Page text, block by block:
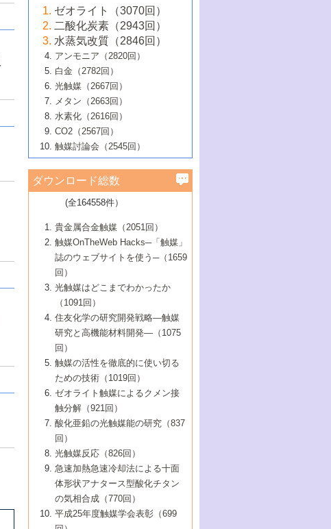
大学：オンライン・対面開催）
6号 メタン転換技術の最新動向
B号 第125回触媒討論会（2020年・工学
院大学）
5号 固体触媒による含窒素有機化合物変
換の最前線
6号 貴金属使用量低減に向けた自動車排
ガス浄化触媒の開発
B号 第123回触媒討論会（2019年・大阪
B号 第121回触媒討論会（2018年・東京
大学）
5号 水素のふるまいを解き明かす最先端
研究
6号 低級アルカンの有効利用のための触
媒技術
B号 第119回触媒討論会（2017年・首都
大学東京）
媒技術
3号 触媒研究の最先端～とびたて若き研究
者たち～（1）
4号 触媒研究の最先端～とびたて若き研究
者たち～（2）
5号 触媒研究の最先端～とびたて若き研究
者たち～（3）
6号 イオニクス材料と燃料電池・電解合成
の最新の研究動向
B号 第117回触媒討論会（2016年・大阪府
立大学）
2号 石油精製用触媒の最近の進展
3号 固体酸化物形燃料電池（SOFC）におけ
るアノード触媒上での燃料直接改質技術
4号 コアシェル構造の制御による触媒機能
5号 工業触媒およびその周辺技術の最近の
進歩
6号 ナノシート
B号 第115回触媒討論会（2015年・成蹊大
2号 光触媒反応機構に関する最新の研究動
向
開発動向
4号 人工光合成に向けた近年のアプローチ
5号 未利用熱エネルギーの有効活用に貢献
する触媒技術
6号 ポリオキソメタレート
B号 第113回触媒討論会（2014年・ロワジ
ールホテル豊橋）
1号 高耐久性燃料電池システム用触媒にお
ける新展開
2号 リビングラジカル重合の最近の動向
3号 天然ガスの化学工業的展開に関する触
媒技術
4号 貴金属触媒の精密構造制御とその活用
5号 バイオマス化成品製造のための固体触
6号 ナノ空間─吸着状態解析から新機能開拓
B号 第111回触媒討論会（2013年・関西大
▼54巻（2012年）
1号 規則性多孔体の利用技術における最近
の進歩
2号 第109回触媒討論会
3号 貴金属低減技術の最新動向
4号 貴金属代替技術の最新動向
5号 光触媒による物質変換反応の新展開
6号 グラフェン
7号 水素を利用する化成品合成の新潮流
▼53巻（2011年）
1号 金属学から見る合金触媒の新展開
2号 第107回触媒討論会
3号 触媒のその場観察法の進歩（１）
4号 触媒のその場観察法の進歩（２）
5号 不活性結合の触媒的活性化による有機
合成
6号 新しい固体酸触媒技術
7号 ゼオライト合成における最近の進歩
▼52巻（2010年）
1号 触媒の劣化対策と長寿命触媒開発
2号 第105回触媒討論会
3号 ナノ構造が拓く新機能
4号 活性サイトおよびその環境の精密な設
計による触媒の高機能化
5号 触媒を有効に使うための技術
7号 有機分子触媒による精密有機合成
8号 高機能化ポリオレフィンに向けた重合
触媒の最近の進展
1号 炭素材料－熱い注目を集める材料－
2号 第103回触媒討論会
3号 環境浄化用光触媒の現状と課題
4号 水素社会の実現に向けた水素製造・貯
蔵技術の進歩
5号 CO2が関わる触媒・材料
7号 持続可能社会実現のための触媒および
触媒関連技術
▼50巻（2008年）
1号 触媒化学と学会のこの10年，半世紀，
そして未来
2号 第101回触媒討論会
4号 錯体を利用したユニークな表面構造の
構築と機能
5号 若手会員による触媒研究の未来展望1：
企業編
6号 第102回触媒討論会
7号 触媒・化学反応における計算化学の進
8号 若手研究者による触媒研究の未来展望
2：大学・研究所編
▼49巻（2007年）
1号 含フッ素化合物の合成と触媒
2号 第99回触媒討論会
3号 実用的ファインケミカル合成プロセス
を実現する触媒
5号 こんな物質，あんな物質―新たな触媒
の可能性―
7号 『結晶の化学』を活かした触媒研究
8号 イオン液体の応用
▼48巻（2006年）
1号 固体酸触媒の最近の進歩
2号 第97回触媒討論会
3号 リビング重合触媒の最近の展開
5号 水素製造・貯蔵のための触媒技術の新
しい展開
6号 第98回触媒討論会
7号 基礎化学品製造の触媒技術
8号 多機能型リアクター
1号 最近の触媒担体とその効果
2号 第95回触媒討論会
4号 水分解用光触媒材料
5号 時間分解分光の進歩と応用
6号 第96回触媒討論会
8号 超臨界流体を用いた化学プロセスの新
▼46巻（2004年）
1号 部分酸化反応触媒の最前線
2号 第93回触媒討論会
3号 特殊エネルギー場の触媒反応
4号 生体内における金属の触媒作用
5号 ファインケミカルズの展開に寄与する
6号 第94回触媒討論会
7号 サブナノレベルでみた新しい表面現象
8号 オレフィン重合触媒の新たな展
▼45巻（2003年）
1号 なぜこの触媒が良いのか？
2号 第91回触媒討論会
3号 最近の自動車排ガス処理技術
4号 触媒研究の現状と将来─第90回触媒討論
5号 基礎化学品製造の触媒技術
6号 第92回触媒討論会
7号 基礎化学品製造の触媒技術
8号 資源の循環と触媒技術
▼44巻（2002年）
1号 高次制御された触媒の化学
2号 第89回触媒討論会
3号 触媒を利用した電気化学の新展開
4号 ナノ材料の調製と機能化
5号 こんな触媒が欲しい
6号 第90回触媒討論会
7号 触媒研究と学術雑誌/情報
8号 若い世代からみた触媒化学の現状と未
▼43巻（2001年）
1号 グリーンケミストリーと触媒
2号 第87回触媒討論会特集号
3号 生体触媒とバイオプロセス
4号 水素製造・利用の触媒化学
5号 触媒研究における新しい切り口：コン
ビナトリアルケミストリー
6号 第88回触媒討論会特集号
7号 企業における触媒研究のブレークスル
8号 この材料を触媒として使ってみません
▼42巻（2000年）
1号 触媒反応工学の明日を拓く
2号 第85回触媒討論会
3号 反応ダイナミクス
5号 触媒のおもしろさをどのように伝える
6号 第86回触媒討論会
7号 水素化精製触媒の新しい展開
8号 新しい反応性と機能性を目指した金属
クラスタ-化学
▼41巻（1999年）
1号 孔、穴、あな?-特異な空間とその利用-
2号 第83回触媒討論会
3号 均一系触媒反応最前線
4号 実用炭素材料の新展開
5号 研究の方法論を考える
7号 機能性金属材料と触媒
8号 触媒研究へのNMRの応用と展望
▼40巻（1998年）
進展と21世紀への提言/創立40周年記念・触
媒学会この10年の歩みとこれから/創立40周
2号 第81回触媒討論会
3号 計算機触媒化学へのさそい
4号 触媒劣化の制御と予測
5号 最新の実用プロセスと触媒
6号 第82回触媒討論会
7号 ナノ構造体の化学
8号 あの反応は今
1号 均一系と不均一系触媒反応-その特徴と
接点
2号 第79回触媒討論会
3号 最新NO除去触媒の実用化研究
4号 新しい反応場を目指した触媒調製
5号 反応・分離技術の新しい展開
6号 第80回触媒討論会
8号 AFMでみる世界
▼38巻（1996年）
1号 触媒の構造と触媒作用/C1化学を中心と
する21世紀への触媒
3号 オリンピックメダル:金・銀・銅はどん
な触媒作用を示すか
4号 触媒作用における機能の複合化
5号 未来を拓け！若手研究者
6号 第78回触媒討論会
7号 ダイナミックな領域への触媒研究の展
開/C1化学を中心とする21世紀への触媒
▼37巻（1995年）
1号 ファインケミカルズと固体触媒
2号 第75回触媒討論会
3号 希土類を利用した触媒
4号 触媒とリサイクル
5号 エネルギー変換触媒
6号 第76回触媒討論会
7号 表面吸着相の新しい展開
8号 マイクロポーラス・クリスタル触媒の
▼36巻（1994年）
1号 電気化学と触媒
2号 第73回触媒討論会
3号 C4化学の展開
4号 《通常号》
5号 《通常号》
6号 第74回触媒討論会
▼35巻（1993年）
1号 工業触媒開発マニュアル―探索から工
業化まで
2号 第71回触媒討論会
3号 研究開発のうらおもて―着想と展開
4号 触媒劣化と寿命の予測
5号 環境に優しい触媒
▼34巻（1992年）
1号 インパクトを与えたこの研究
2号 第69回触媒討論会
3号 ケミカルズ合成触媒―新しい展開と応
▼33巻（1991年）
1号 触媒プロセス開発マニュアル―探索か
ら工業化まで，知っておきたいこと PartII
2号 第67回触媒討論会
▼32巻（1990年）
1号 21世紀に向けて触媒研究の飛躍をめざ
す―触媒化学の裾野を広げよう
2号 第65回触媒討論会
▼31巻（1989年）
1号 情報科学と反応設計・材料設計
▼30巻（1988年）
ゼオライト（3070回）
二酸化炭素（2943回）
水蒸気改質（2846回）
アンモニア（2820回）
白金（2782回）
光触媒（2667回）
メタン（2663回）
水素化（2616回）
CO2（2567回）
触媒討論会（2545回）
ダウンロード総数
(全164558件）
貴金属合金触媒（2051回）
触媒OnTheWeb Hacks─「触媒」
誌のウェブサイトを使う─（1659
回）
光触媒はどこまでわかったか
（1091回）
住友化学の研究開発戦略―触媒
研究と高機能材料開発―（1075
回）
触媒の活性を徹底的に使い切る
ための技術（1019回）
ゼオライト触媒によるクメン接
触分解（921回）
酸化亜鉛の光触媒能の研究（837
回）
光触媒反応（826回）
急速加熱急速冷却法による十面
体形状アナタース型酸化チタン
の気相合成（770回）
平成25年度触媒学会表彰（699